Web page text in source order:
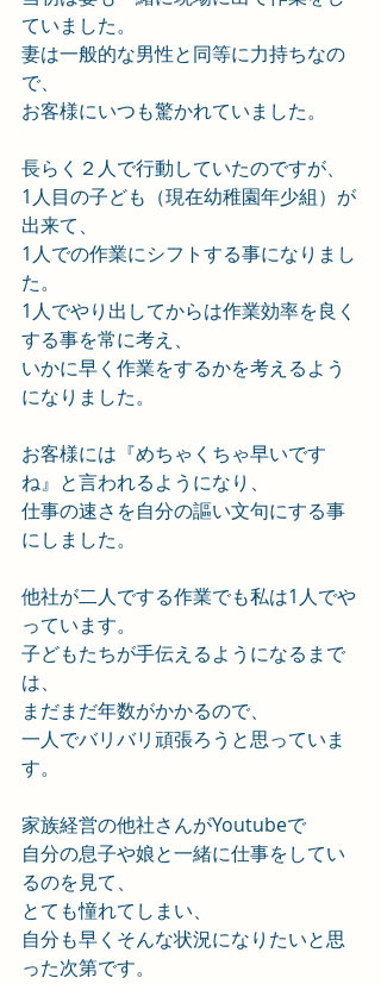
ていました。
妻は一般的な男性と同等に力持ちなの
で、
お客様にいつも驚かれていました。
長らく２人で行動していたのですが、
1人目の子ども（現在幼稚園年少組）が
出来て、
1人での作業にシフトする事になりまし
た。
1人でやり出してからは作業効率を良く
する事を常に考え、
いかに早く作業をするかを考えるよう
になりました。
お客様には『めちゃくちゃ早いです
ね』と言われるようになり、
仕事の速さを自分の謳い文句にする事
にしました。
他社が二人でする作業でも私は1人でや
っています。
子どもたちが手伝えるようになるまで
は、
まだまだ年数がかかるので、
一人でバリバリ頑張ろうと思っていま
す。
家族経営の他社さんがYoutubeで
自分の息子や娘と一緒に仕事をしてい
るのを見て、
とても憧れてしまい、
自分も早くそんな状況になりたいと思
った次第です。